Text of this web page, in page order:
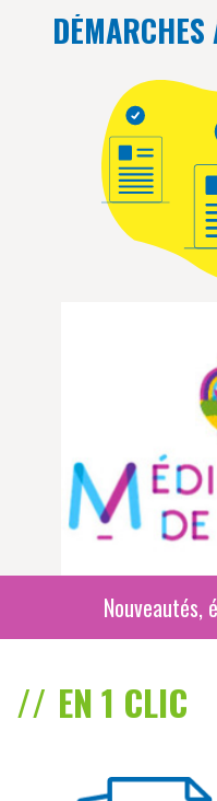
Nouveautés,
EN 1 CLIC